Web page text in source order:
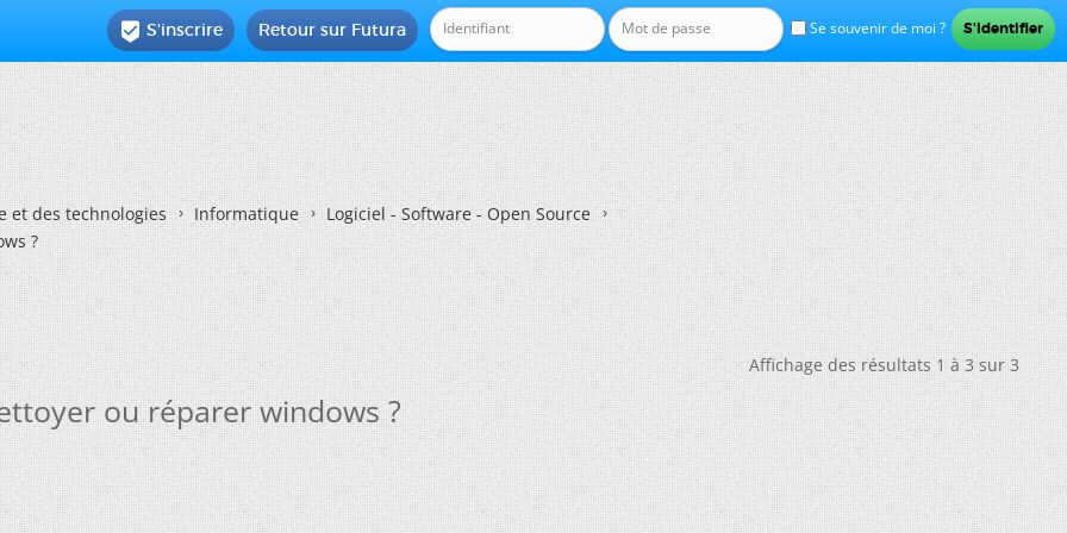
Se souvenir de moi ?
Retour sur Futura
 S'inscrire
et des technologies Informatique
Logiciel - Software - Open Source
?
Affichage des résultats 1 à 3 sur 3
ou réparer windows ?